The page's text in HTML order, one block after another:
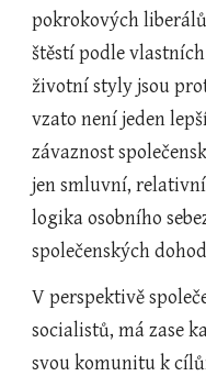
pokrokových
štěstí podle
životní styly jsou
vzato není jeden
závaznost
jen smluvní,
logika osobního
společenských
V perspektivě
socialistů, má zase
svou komunitu k